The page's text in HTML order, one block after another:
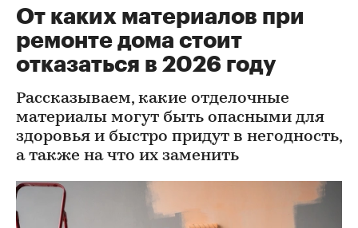
От каких материалов при
ремонте дома стоит
отказаться в 2026 году
Рассказываем, какие отделочные
материалы могут быть опасными для
здоровья и быстро придут в негодность,
а также на что их заменить